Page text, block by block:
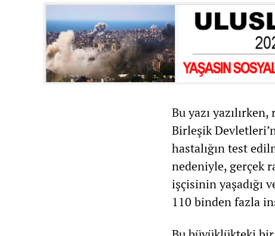
Bu yazı
Birleşik
hastalığın test
nedeniyle, gerçek
işçisinin yaşadığı
110 binden fazla